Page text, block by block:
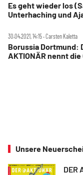
Es geht wieder los
Unterhaching und
30.04.2021, 14:15 ‧ Carsten Kaletta
Borussia Dortmund:
AKTIONÄR nennt die
Unsere
DER